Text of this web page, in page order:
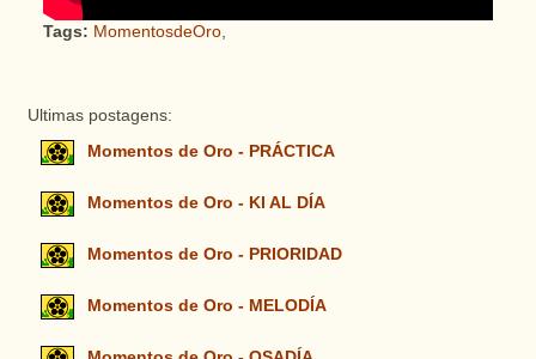
Tags: MomentosdeOro,
Ultimas postagens:
Momentos de Oro - PRÁCTICA
Momentos de Oro - KI AL DÍA
Momentos de Oro - PRIORIDAD
Momentos de Oro - MELODÍA